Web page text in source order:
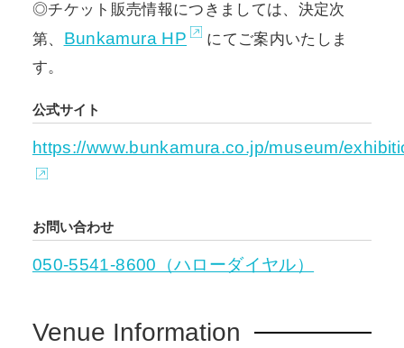
◎チケット販売情報につきましては、決定次
第、 Bunkamura HP
にてご案内いたしま
す。
公式サイト
https://www.bunkamura.co.jp/museum/
お問い合わせ
050-5541-8600（ハローダイヤル）
Venue Information